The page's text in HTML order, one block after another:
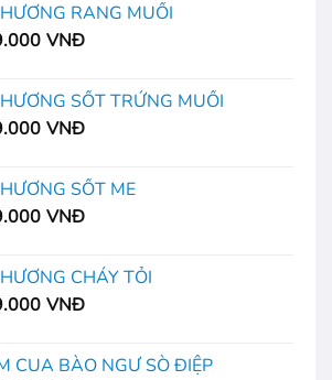
RANG MUỐI
VNĐ
SỐT TRỨNG MUỐI
VNĐ
SỐT ME
VNĐ
CHÁY TỎI
VNĐ
CUA BÀO NGƯ SÒ ĐIỆP